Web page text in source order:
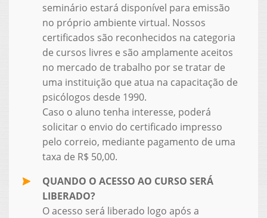
seminário estará disponível para emissão
no próprio ambiente virtual. Nossos
certificados são reconhecidos na categoria
de cursos livres e são amplamente aceitos
no mercado de trabalho por se tratar de
uma instituição que atua na capacitação de
psicólogos desde 1990.
Caso o aluno tenha interesse, poderá
solicitar o envio do certificado impresso
pelo correio, mediante pagamento de uma
taxa de R$ 50,00.
QUANDO O ACESSO AO CURSO SERÁ
LIBERADO?
O acesso será liberado logo após a